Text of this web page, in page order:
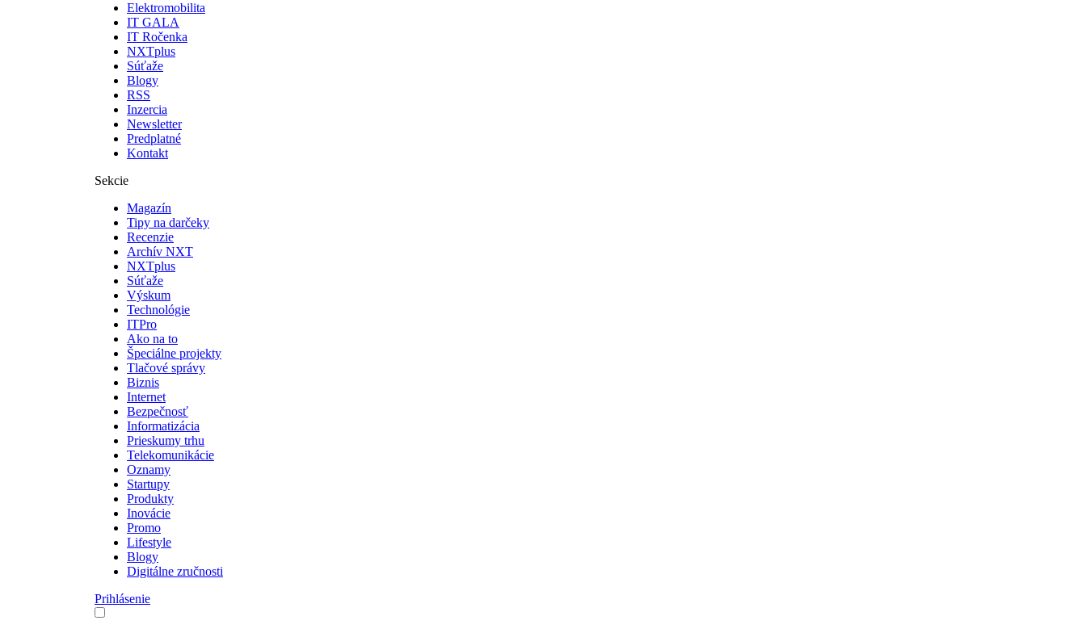
Elektromobilita
IT GALA
IT Ročenka
NXTplus
Súťaže
Blogy
RSS
Inzercia
Newsletter
Predplatné
Kontakt
Sekcie
Magazín
Tipy na darčeky
Recenzie
Archív NXT
NXTplus
Súťaže
Výskum
Technológie
ITPro
Ako na to
Špeciálne projekty
Tlačové správy
Biznis
Internet
Bezpečnosť
Informatizácia
Prieskumy trhu
Telekomunikácie
Oznamy
Startupy
Produkty
Inovácie
Promo
Lifestyle
Blogy
Digitálne zručnosti
Prihlásenie